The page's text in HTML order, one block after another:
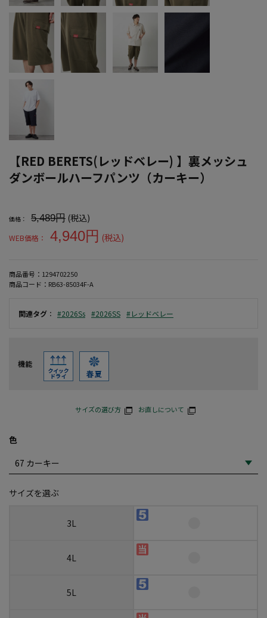
【RED BERETS(レッドベレー) 】裏メッシュ
ダンボールハーフパンツ（カーキー）
価格： 5,489円 (税込)
WEB価格： 4,940円 (税込)
商品番号： 1294702250
商品コード： RB63-85034F-A
関連タグ ： #2026Ss #2026SS #レッドベレー
機能
サイズの選び方 お直しについて
色
サイズを選ぶ
3L
4L
5L